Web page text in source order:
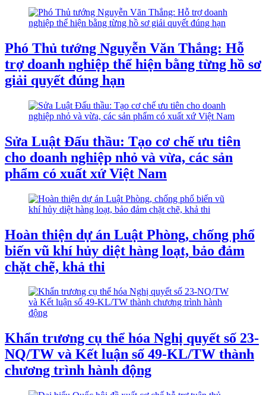
Phó Thủ tướng Nguyễn Văn Thắng: Hỗ
trợ doanh nghiệp thể hiện bằng từng hồ sơ
giải quyết đúng hạn
Sửa Luật Đấu thầu: Tạo cơ chế ưu tiên
cho doanh nghiệp nhỏ và vừa, các sản
phẩm có xuất xứ Việt Nam
Hoàn thiện dự án Luật Phòng, chống phổ
biến vũ khí hủy diệt hàng loạt, bảo đảm
chặt chẽ, khả thi
Khẩn trương cụ thể hóa Nghị quyết số 23-
NQ/TW và Kết luận số 49-KL/TW thành
chương trình hành động